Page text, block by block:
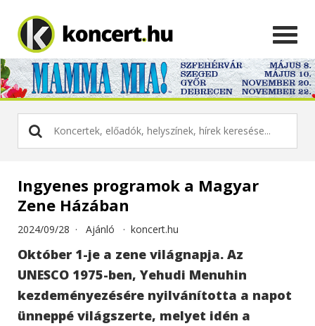
Ingyenes programok a Magyar
Zene Házában
2024/09/28 · Ajánló · koncert.hu
Október 1-je a zene világnapja. Az
UNESCO 1975-ben, Yehudi Menuhin
kezdeményezésére nyilvánította a napot
ünneppé világszerte, melyet idén a